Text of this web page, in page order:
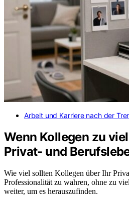
Arbeit und Karriere nach der
Wenn Kollegen zu
Privat- und
Wie viel sollten Kollegen über Ihr
Professionalität zu wahren, ohne zu
weiter, um es herauszufinden.